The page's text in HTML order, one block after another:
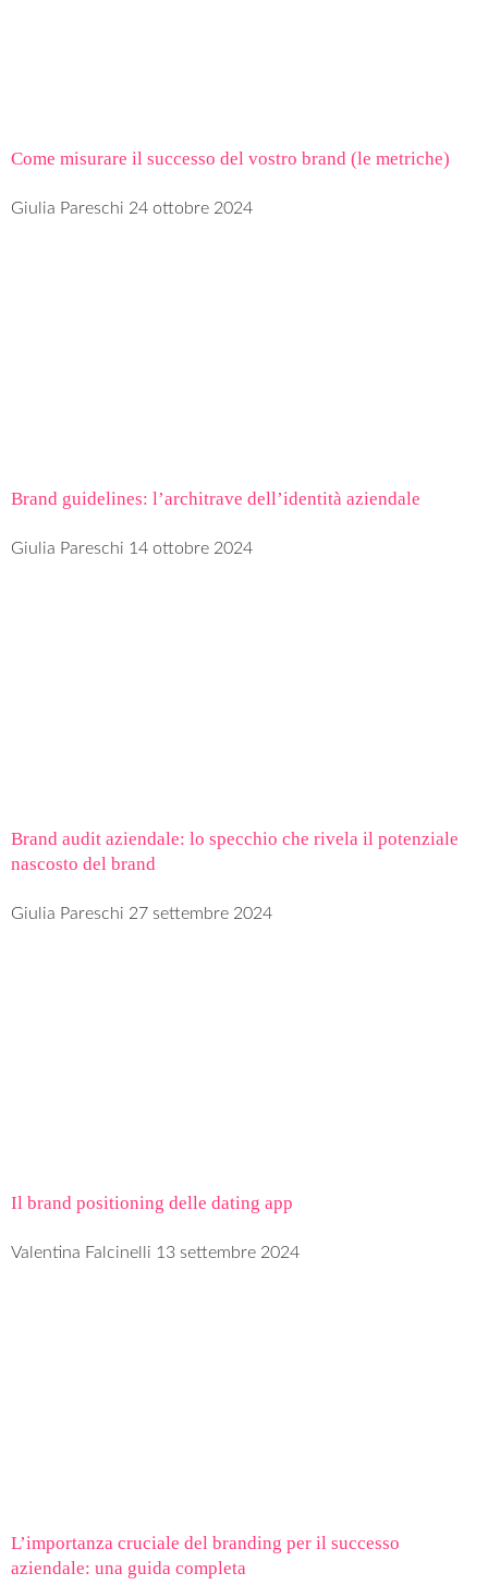
Come misurare il successo del vostro brand (le metriche)
Giulia Pareschi 24 ottobre 2024
Brand guidelines: l’architrave dell’identità aziendale
Giulia Pareschi 14 ottobre 2024
Brand audit aziendale: lo specchio che rivela il potenziale
nascosto del brand
Giulia Pareschi 27 settembre 2024
Il brand positioning delle dating app
Valentina Falcinelli 13 settembre 2024
L’importanza cruciale del branding per il successo
aziendale: una guida completa